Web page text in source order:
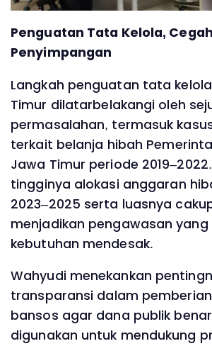
Penguatan Tata Kelola, Cegah
Penyimpangan
Langkah penguatan tata kelola
Timur dilatarbelakangi oleh
permasalahan, termasuk
terkait belanja hibah
Jawa Timur periode
tingginya alokasi anggaran
2023–2025 serta luasnya
menjadikan pengawasan
kebutuhan mendesak.
Wahyudi menekankan
transparansi dalam
bansos agar dana publik
digunakan untuk mendukung